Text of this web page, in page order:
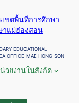
เขตพื้นที่การศึกษา
าแม่ฮ่องสอน
EDUCATIONAL
OFFICE MAE HONG SON
วยงานในสังกัด